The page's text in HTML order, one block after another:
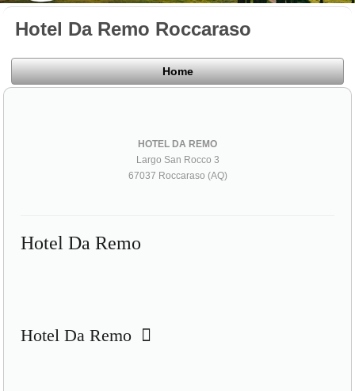
Hotel Da Remo Roccaraso
Home
HOTEL DA REMO
Largo San Rocco 3
67037 Roccaraso (AQ)
Hotel Da Remo
Hotel Da Remo